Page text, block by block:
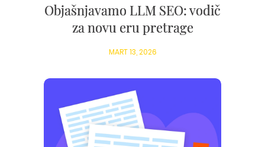
Objašnjavamo LLM SEO: vodič
za novu eru pretrage
MART 13, 2026